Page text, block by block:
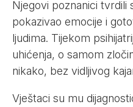
Njegovi poznanici tvrdili
pokazivao emocije i
ljudima. Tijekom
uhićenja, o samom
nikako, bez vidljivog
Vještaci su mu